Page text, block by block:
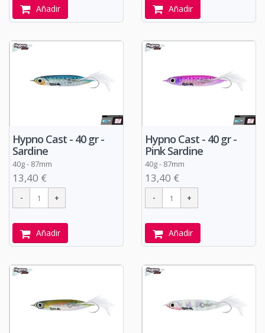
Añadir Añadir
Hypno Cast - 40 gr -
Sardine
40g - 87mm
13,40 €
Añadir
Hypno Cast - 40 gr -
Pink Sardine
40g - 87mm
13,40 €
Añadir